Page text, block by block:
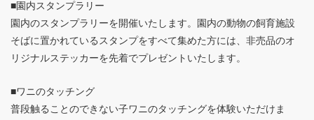
■園内スタンプラリー
園内のスタンプラリーを開催いたします。園内の動物の飼育施設
そばに置かれているスタンプをすべて集めた方には、非売品のオ
リジナルステッカーを先着でプレゼントいたします。
■ワニのタッチング
普段触ることのできない子ワニのタッチングを体験いただけま